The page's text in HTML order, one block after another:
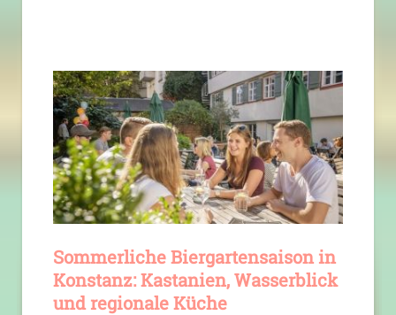
Sommerliche Biergartensaison in
Konstanz: Kastanien, Wasserblick
und regionale Küche